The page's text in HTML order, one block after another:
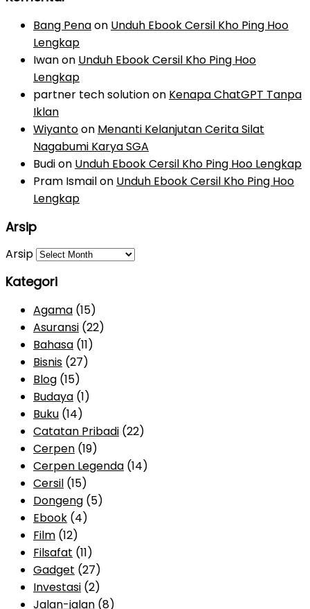
Bang Penaon Unduh Ebook Cersil Kho Ping Hoo
Lengkap
Iwanon Unduh Ebook Cersil Kho Ping Hoo
Lengkap
partner tech solutionon Kenapa ChatGPT Tanpa
Iklan
Wiyantoon Menanti Kelanjutan Cerita Silat
Nagabumi Karya SGA
Budion Unduh Ebook Cersil Kho Ping Hoo Lengkap
Pram Ismailon Unduh Ebook Cersil Kho Ping Hoo
Lengkap
Arsip
Arsip
Kategori
Agama (15)
Asuransi (22)
Bahasa (11)
Bisnis (27)
Blog (15)
Budaya (1)
Buku (14)
Catatan Pribadi (22)
Cerpen (19)
Cerpen Legenda (14)
Cersil (15)
Dongeng (5)
Ebook (4)
Film (12)
Filsafat (11)
Gadget (27)
Investasi (2)
Jalan-jalan (8)